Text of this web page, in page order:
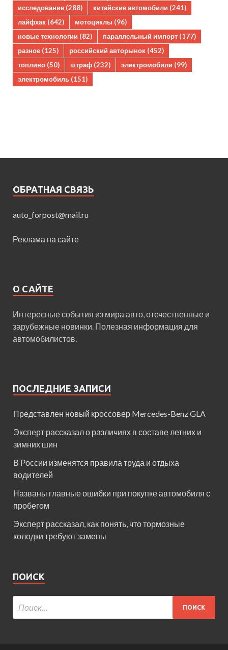
исследование (288) китайские автомобили (241)
лайфхак (642) мотоциклы (96)
новые технологии (82) параллельный импорт (177)
разное (125) российский авторынок (452)
топливо (50) штраф (232) электромобили (99)
электромобиль (151)
ОБРАТНАЯ СВЯЗЬ
auto_forpost@mail.ru
Реклама на сайте
О САЙТЕ
Интересные события из мира авто, отечественные и
зарубежные новинки. Полезная информация для
автомобилистов.
ПОСЛЕДНИЕ ЗАПИСИ
Представлен новый кроссовер Mercedes-Benz GLA
Эксперт рассказал о различиях в составе летних и
зимних шин
В России изменятся правила труда и отдыха
водителей
Названы главные ошибки при покупке автомобиля с
пробегом
Эксперт рассказал, как понять, что тормозные
колодки требуют замены
ПОИСК